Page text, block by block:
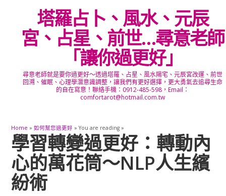
塔羅占卜、風水、元辰
宮、占星、前世…尋意老師
「讓你過更好」
尋意老師就是要你過更好～透過塔羅、占星、風水陽宅、元辰宮改運、前世
回溯、催眠、心理學潛意識調整，讓我們有更好選擇，更大勇氣去追尋生命
的自在寫意！聯絡手機：0912-485-598，Email：
comfortarot@hotmail.com.tw
Home » 如何幫您過更好 » You are reading »
學習轉變過更好：轉動內
心的萬花筒～NLP人生繽
紛術